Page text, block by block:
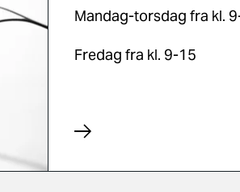
Mandag-torsdag fra kl.
Fredag fra kl. 9-15